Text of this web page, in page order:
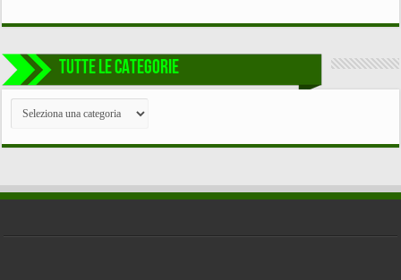
TUTTE LE CATEGORIE
TUTTE
CATEGORIE